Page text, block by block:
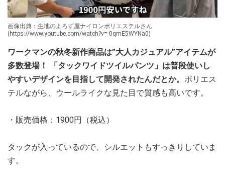
画像出典：生地のよろず屋ナイロンポリエステルさん
(https://www.youtube.com/watch?v=-0qmE5WYNa0)
ワークマンの秋冬新作商品は”大人カジュアル”アイテムが
多数登場！ 「タックワイドツイルパンツ」は普段使いし
やすいデザインを目指して開発されたんだとか。 ポリエス
テルながら、ウールライクな見た目で質感も高いです。
・販売価格：1900円（税込）
タックが入っているので、シルエットもすっきりしていま
す。